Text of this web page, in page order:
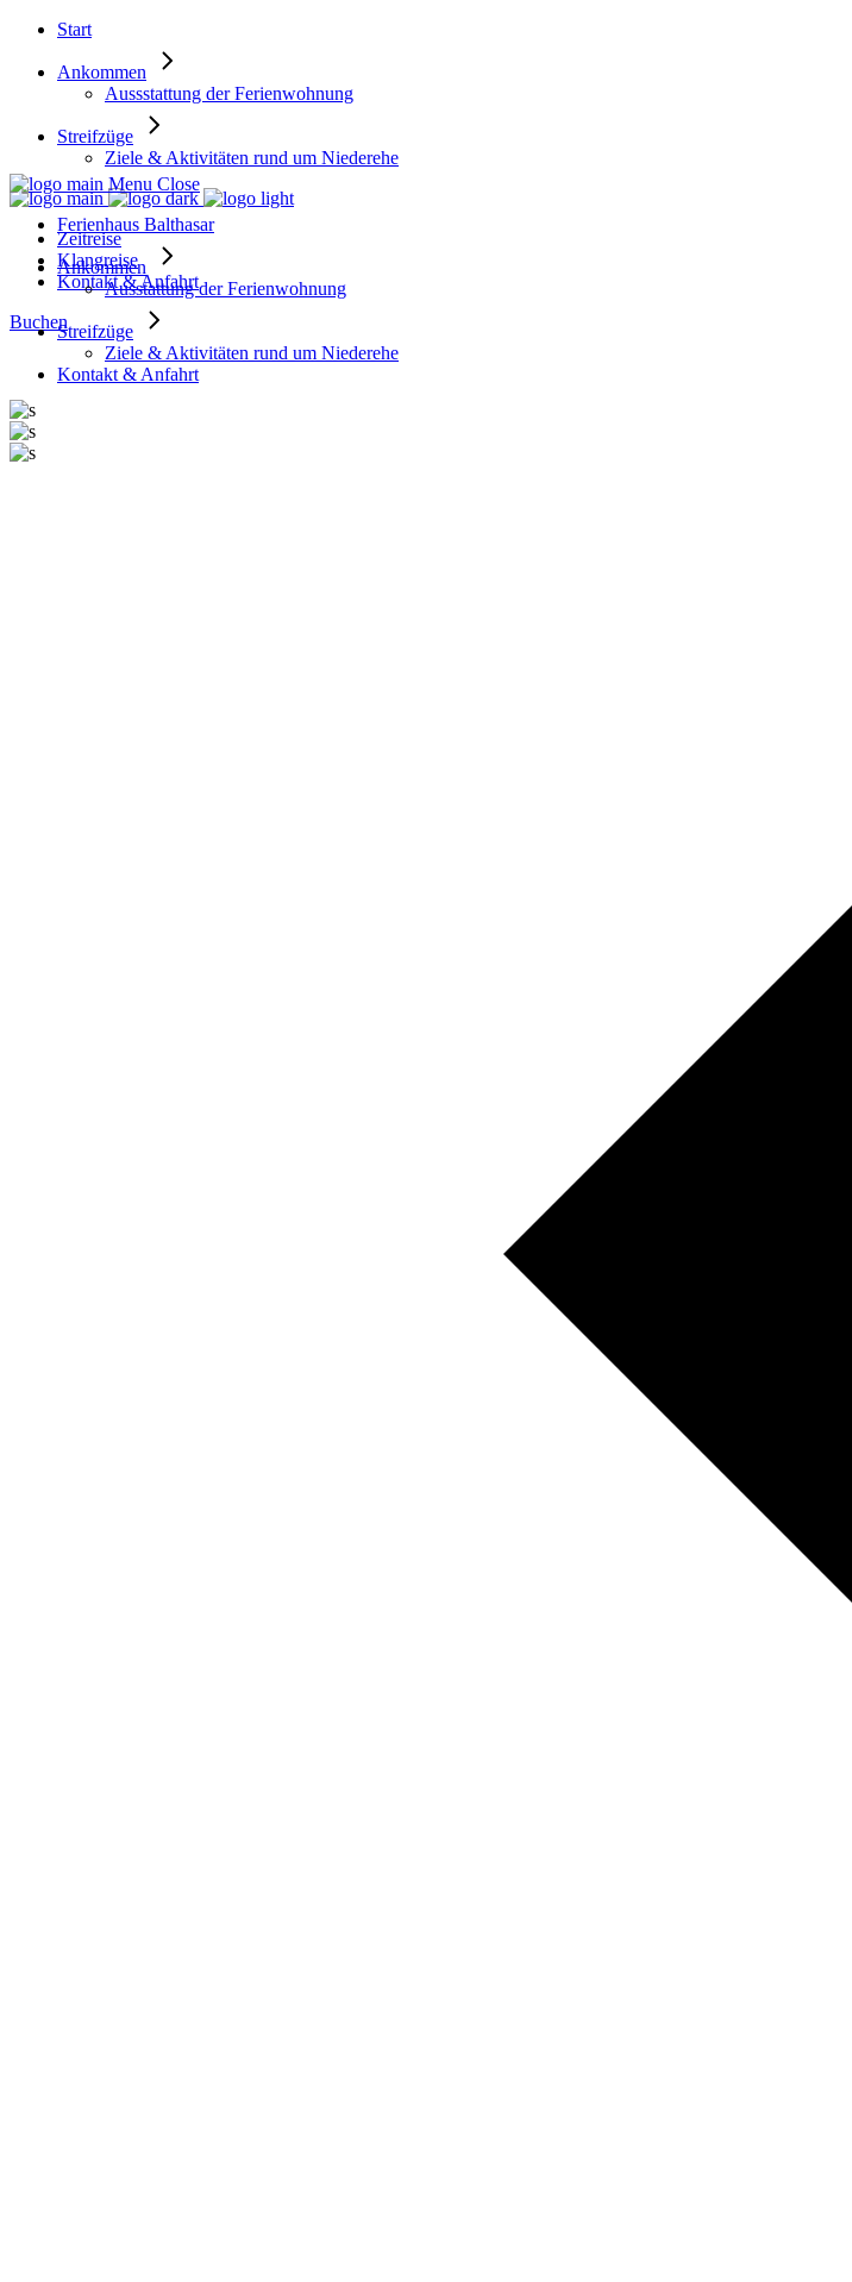
Start
Ankommen
Aussstattung der Ferienwohnung
Streifzüge
Ziele & Aktivitäten rund um Niederehe
Zeitreise
Klangreise
Kontakt & Anfahrt
Buchen
Menu Close
Ferienhaus Balthasar
Ankommen
Ausstattung der Ferienwohnung
Streifzüge
Ziele & Aktivitäten rund um Niederehe
Kontakt & Anfahrt